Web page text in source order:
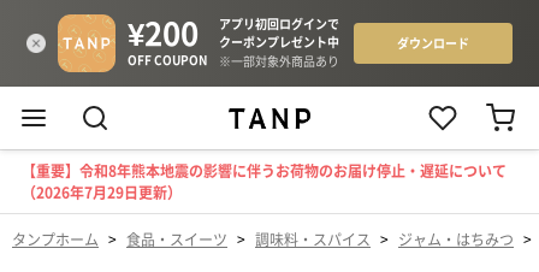
【重要】令和8年熊本地震の影響に伴うお荷物のお届け停止・遅延について
（2026年7月29日更新）
タンプホーム > 食品・スイーツ > 調味料・スパイス > ジャム・はちみつ >